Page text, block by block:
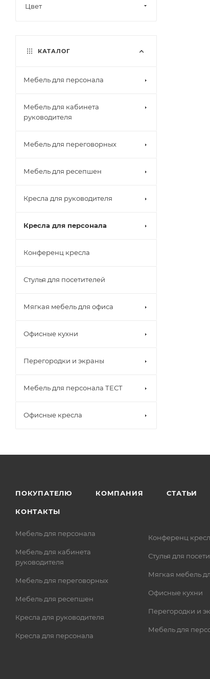
Цвет
КАТАЛОГ
Мебель для персонала
Мебель для кабинета
руководителя
Мебель для переговорных
Мебель для ресепшен
Кресла для руководителя
Кресла для персонала
Конференц кресла
Стулья для посетителей
Мягкая мебель для офиса
Офисные кухни
Перегородки и экраны
Мебель для персонала ТЕСТ
Офисные кресла
ПОКУПАТЕЛЮ КОМПАНИЯ СТАТЬИ
КОНТАКТЫ
Мебель для персонала
Мебель для кабинета
руководителя
Мебель для переговорных
Мебель для ресепшен
Кресла для руководителя
Кресла для персонала
Конференц
Стулья для
Мягкая мебель
Офисные кухни
Перегородки и
Мебель для